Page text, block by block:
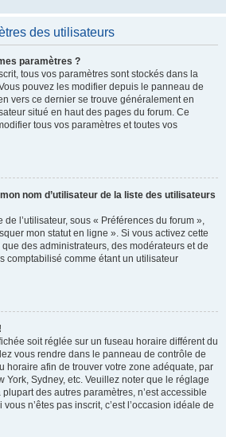
des utilisateurs
paramètres ?
tous vos paramètres sont stockés dans la
pouvez les modifier depuis le panneau de
vers ce dernier se trouve généralement en
situé en haut des pages du forum. Ce
tous vos paramètres et toutes vos
nom d’utilisateur de la liste des utilisateurs
l’utilisateur, sous « Préférences du forum »,
mon statut en ligne ». Si vous activez cette
des administrateurs, des modérateurs et de
comptabilisé comme étant un utilisateur
soit réglée sur un fuseau horaire différent du
vous rendre dans le panneau de contrôle de
horaire afin de trouver votre zone adéquate, par
York, Sydney, etc. Veuillez noter que le réglage
des autres paramètres, n’est accessible
n’êtes pas inscrit, c’est l’occasion idéale de